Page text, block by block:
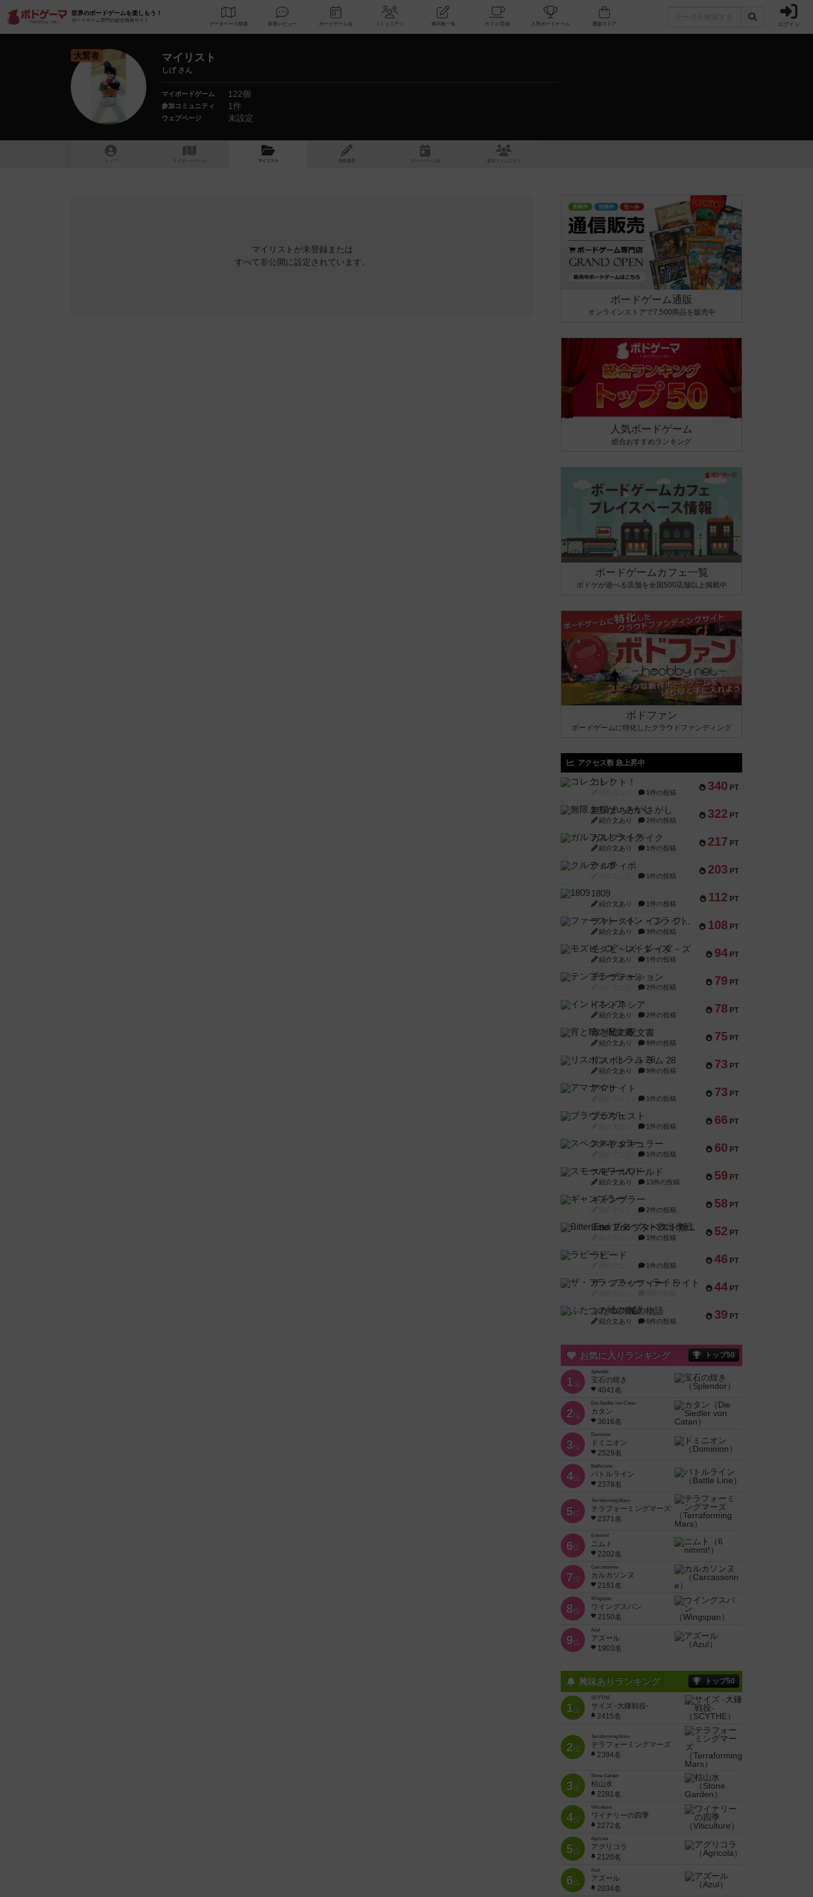
世界のボードゲームを楽しもう！
ボードゲーム専門の総合情報サイト
データベース 検索 新着レビュー ボードゲーム会 コミュニティ 掲示板一覧 カフェ/店舗 人気ボードゲーム ログイン
大賢者 マイリスト
しげ さん
マイボードゲーム 122個
参加コミュニティ 1件
ウェブページ 未設定
トップ マイボードゲーム マイリスト 投稿履歴 ボ ドゲ ーム コミュニティ
マイリストが未登録または
すべて非公開に設定されています。
ボードゲーム通販
オンラインストアで7,500商品を販売中
人気ボードゲーム
総合おすすめランキング
ボードゲームカフェ一覧
ボドゲが遊べる店舗を全国500店舗以上掲載中
ボドファン
ボードゲームに特化したクラウドファンディング
アクセス数 急上昇中
340 PT
コレクト！
1件の投稿
322 PT
無限まちがいさがし
紹介文あり 2件の投稿
217 PT
ガルフストライク
紹介文あり 1件の投稿
203 PT
クルティボ
1件の投稿
112 PT
1809
紹介文あり 1件の投稿
108 PT
ファースト・イン・フライト
紹介文あり 3件の投稿
94 PT
モズビ－ズ・レイダ－ズ
紹介文あり 1件の投稿
79 PT
テンプテーション
2件の投稿
78 PT
インドネシア
紹介文あり 2件の投稿
75 PT
宵と暁の呪文書
紹介文あり 8件の投稿
73 PT
リスボン・トラム 28
紹介文あり 9件の投稿
73 PT
アマナイト
1件の投稿
66 PT
ブラヴェスト
1件の投稿
60 PT
スペクタキュラー
1件の投稿
59 PT
スモールワールド
紹介文あり 13件の投稿
58 PT
ギャンブラー
2件の投稿
52 PT
Bitter End ブタペスト救出作戦
1件の投稿
46 PT
ラピード
1件の投稿
44 PT
ザ・フラッフィー・ライト
39 PT
ふたつの城の物語
紹介文あり 6件の投稿
お気に入りランキング トップ50
1位
Splendor
宝石の煌き
4041名
2位
Die Siedler von Catan
カタン
3616名
3位
Dominion
ドミニオン
2529名
4位
Battle Line
バトルライン
2378名
5位
Terraforming Mars
テラフォーミングマーズ
2371名
6位
6 nimmt!
ニムト
2202名
7位
Carcassonne
カルカソンヌ
2191名
8位
Wingspan
ウイングスパン
2150名
9位
Azul
アズール
1903名
興味ありランキング トップ50
1位
SCYTHE
サイズ -大鎌戦役-
2415名
2位
Terraforming Mars
テラフォーミングマーズ
2394名
3位
Stone Garden
枯山水
2281名
4位
Viticulture
ワイナリーの四季
2272名
5位
Agricola
アグリコラ
2120名
6位
Azul
アズール
2034名